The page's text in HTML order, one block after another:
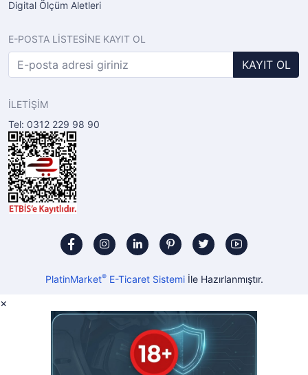
Digital Ölçüm Aletleri
E-POSTA LİSTESİNE KAYIT OL
KAYIT OL
İLETİŞİM
Tel: 0312 229 98 90
PlatinMarket®E-Ticaret Sistemiİle Hazırlanmıştır.
×